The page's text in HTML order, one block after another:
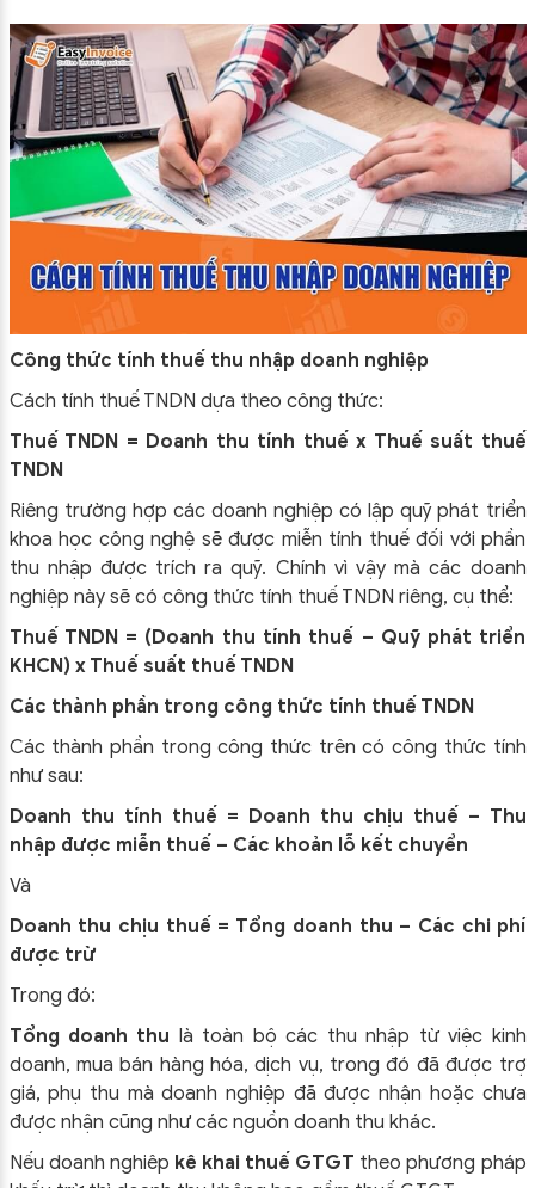
Công thức tính thuế thu nhập doanh nghiệp
Cách tính thuế TNDN dựa theo công thức:
Thuế TNDN = Doanh thu tính thuế x Thuế suất thuế
TNDN
Riêng trường hợp các doanh nghiệp có lập quỹ phát triển
khoa học công nghệ sẽ được miễn tính thuế đối với phần
thu nhập được trích ra quỹ. Chính vì vậy mà các doanh
nghiệp này sẽ có công thức tính thuế TNDN riêng, cụ thể:
Thuế TNDN = (Doanh thu tính thuế – Quỹ phát triển
KHCN) x Thuế suất thuế TNDN
Các thành phần trong công thức tính thuế TNDN
Các thành phần trong công thức trên có công thức tính
như sau:
Doanh thu tính thuế = Doanh thu chịu thuế – Thu
nhập được miễn thuế – Các khoản lỗ kết chuyển
Và
Doanh thu chịu thuế = Tổng doanh thu – Các chi phí
được trừ
Trong đó:
Tổng doanh thu là toàn bộ các thu nhập từ việc kinh
doanh, mua bán hàng hóa, dịch vụ, trong đó đã được trợ
giá, phụ thu mà doanh nghiệp đã được nhận hoặc chưa
được nhận cũng như các nguồn doanh thu khác.
Nếu doanh nghiêp kê khai thuế GTGT theo phương pháp